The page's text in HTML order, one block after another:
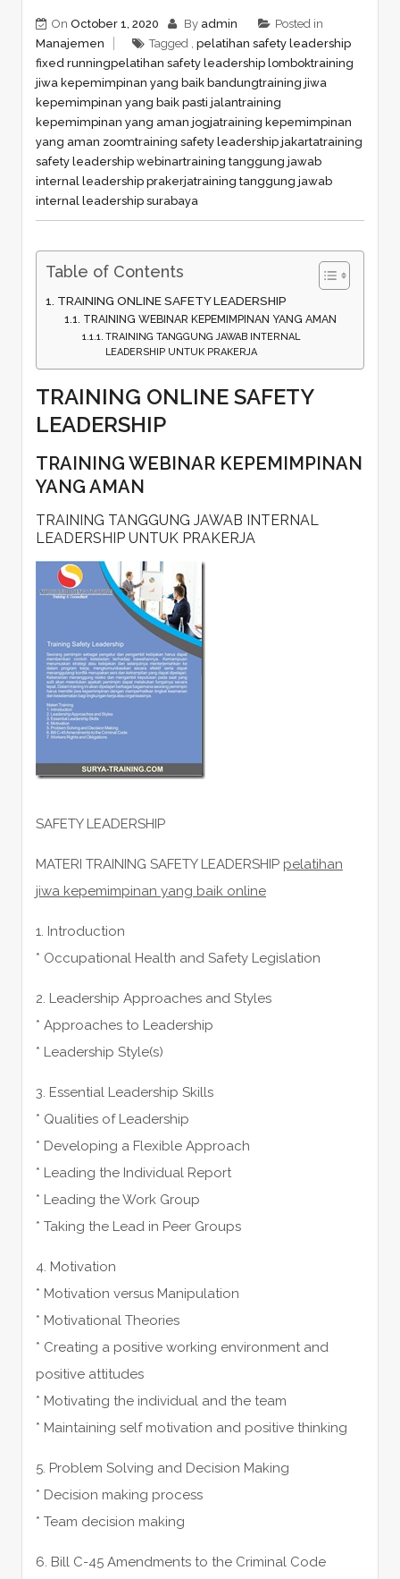
On October 1, 2020 By admin
Posted in
Manajemen
Tagged , pelatihan safety leadership
fixed runningpelatihan safety leadership lomboktraining
jiwa kepemimpinan yang baik bandungtraining jiwa
kepemimpinan yang baik pasti jalantraining
kepemimpinan yang aman jogjatraining kepemimpinan
yang aman zoomtraining safety leadership jakartatraining
safety leadership webinartraining tanggung jawab
internal leadership prakerjatraining tanggung jawab
internal leadership surabaya
Table of Contents
TRAINING ONLINE SAFETY LEADERSHIP
TRAINING WEBINAR KEPEMIMPINAN YANG AMAN
TRAINING TANGGUNG JAWAB INTERNAL
LEADERSHIP UNTUK PRAKERJA
TRAINING ONLINE SAFETY
LEADERSHIP
TRAINING WEBINAR KEPEMIMPINAN
YANG AMAN
TRAINING TANGGUNG JAWAB INTERNAL
LEADERSHIP UNTUK PRAKERJA
SAFETY LEADERSHIP
MATERI TRAINING SAFETY LEADERSHIP pelatihan
jiwa kepemimpinan yang baik online
1. Introduction
* Occupational Health and Safety Legislation
2. Leadership Approaches and Styles
* Approaches to Leadership
* Leadership Style(s)
3. Essential Leadership Skills
* Qualities of Leadership
* Developing a Flexible Approach
* Leading the Individual Report
* Leading the Work Group
* Taking the Lead in Peer Groups
4. Motivation
* Motivation versus Manipulation
* Motivational Theories
* Creating a positive working environment and
positive attitudes
* Motivating the individual and the team
* Maintaining self motivation and positive thinking
5. Problem Solving and Decision Making
* Decision making process
* Team decision making
6. Bill C-45 Amendments to the Criminal Code